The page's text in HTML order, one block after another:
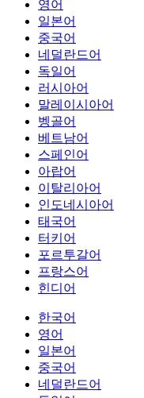
영어
일본어
중국어
네덜란드어
독일어
러시아어
말레이시아어
벵골어
베트남어
스페인어
아랍어
이탈리아어
인도네시아어
태국어
터키어
포르투갈어
프랑스어
힌디어
한국어
영어
일본어
중국어
네덜란드어